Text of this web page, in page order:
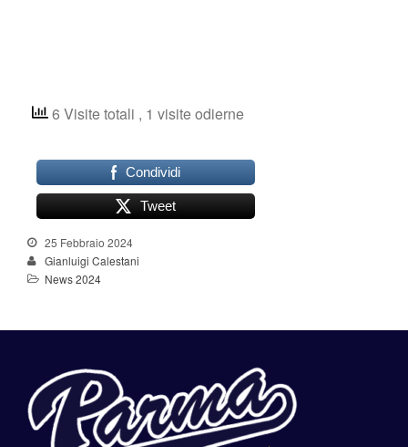
6 Visite totali , 1 visite odierne
Condividi
Tweet
25 Febbraio 2024
Gianluigi Calestani
News 2024